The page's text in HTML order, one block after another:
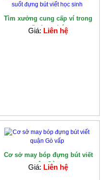
Tìm xưởng cung cấp ví trong
suốt đựng bút...
Giá: Liên hệ
Cơ sở may bóp đựng bút viết
quận Gò v...
Giá: Liên hệ